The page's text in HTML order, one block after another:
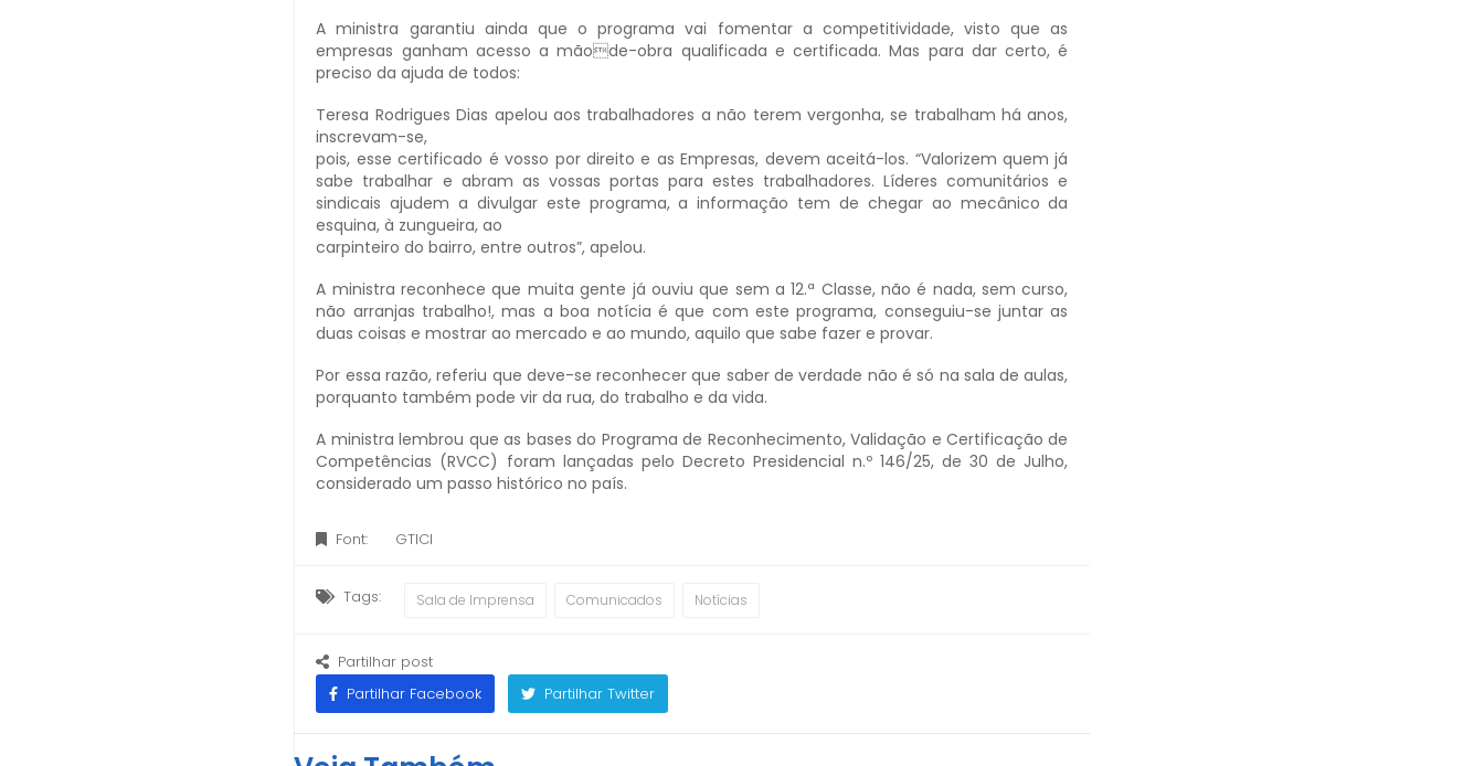
A ministra garantiu ainda que o programa vai fomentar a competitividade, visto que as
empresas ganham acesso a mãode-obra qualificada e certificada. Mas para dar certo, é
preciso da ajuda de todos:
Teresa Rodrigues Dias apelou aos trabalhadores a não terem vergonha, se trabalham há anos,
inscrevam-se,
pois, esse certificado é vosso por direito e as Empresas, devem aceitá-los. “Valorizem quem já
sabe trabalhar e abram as vossas portas para estes trabalhadores. Líderes comunitários e
sindicais ajudem a divulgar este programa, a informação tem de chegar ao mecânico da
esquina, à zungueira, ao
carpinteiro do bairro, entre outros”, apelou.
A ministra reconhece que muita gente já ouviu que sem a 12.ª Classe, não é nada, sem curso,
não arranjas trabalho!, mas a boa notícia é que com este programa, conseguiu-se juntar as
duas coisas e mostrar ao mercado e ao mundo, aquilo que sabe fazer e provar.
Por essa razão, referiu que deve-se reconhecer que saber de verdade não é só na sala de aulas,
porquanto também pode vir da rua, do trabalho e da vida.
A ministra lembrou que as bases do Programa de Reconhecimento, Validação e Certificação de
Competências (RVCC) foram lançadas pelo Decreto Presidencial n.º 146/25, de 30 de Julho,
considerado um passo histórico no país.
Font: GTICI
Tags: Sala de Imprensa Comunicados Notícias
Partilhar post
Partilhar Facebook
Partilhar Twitter